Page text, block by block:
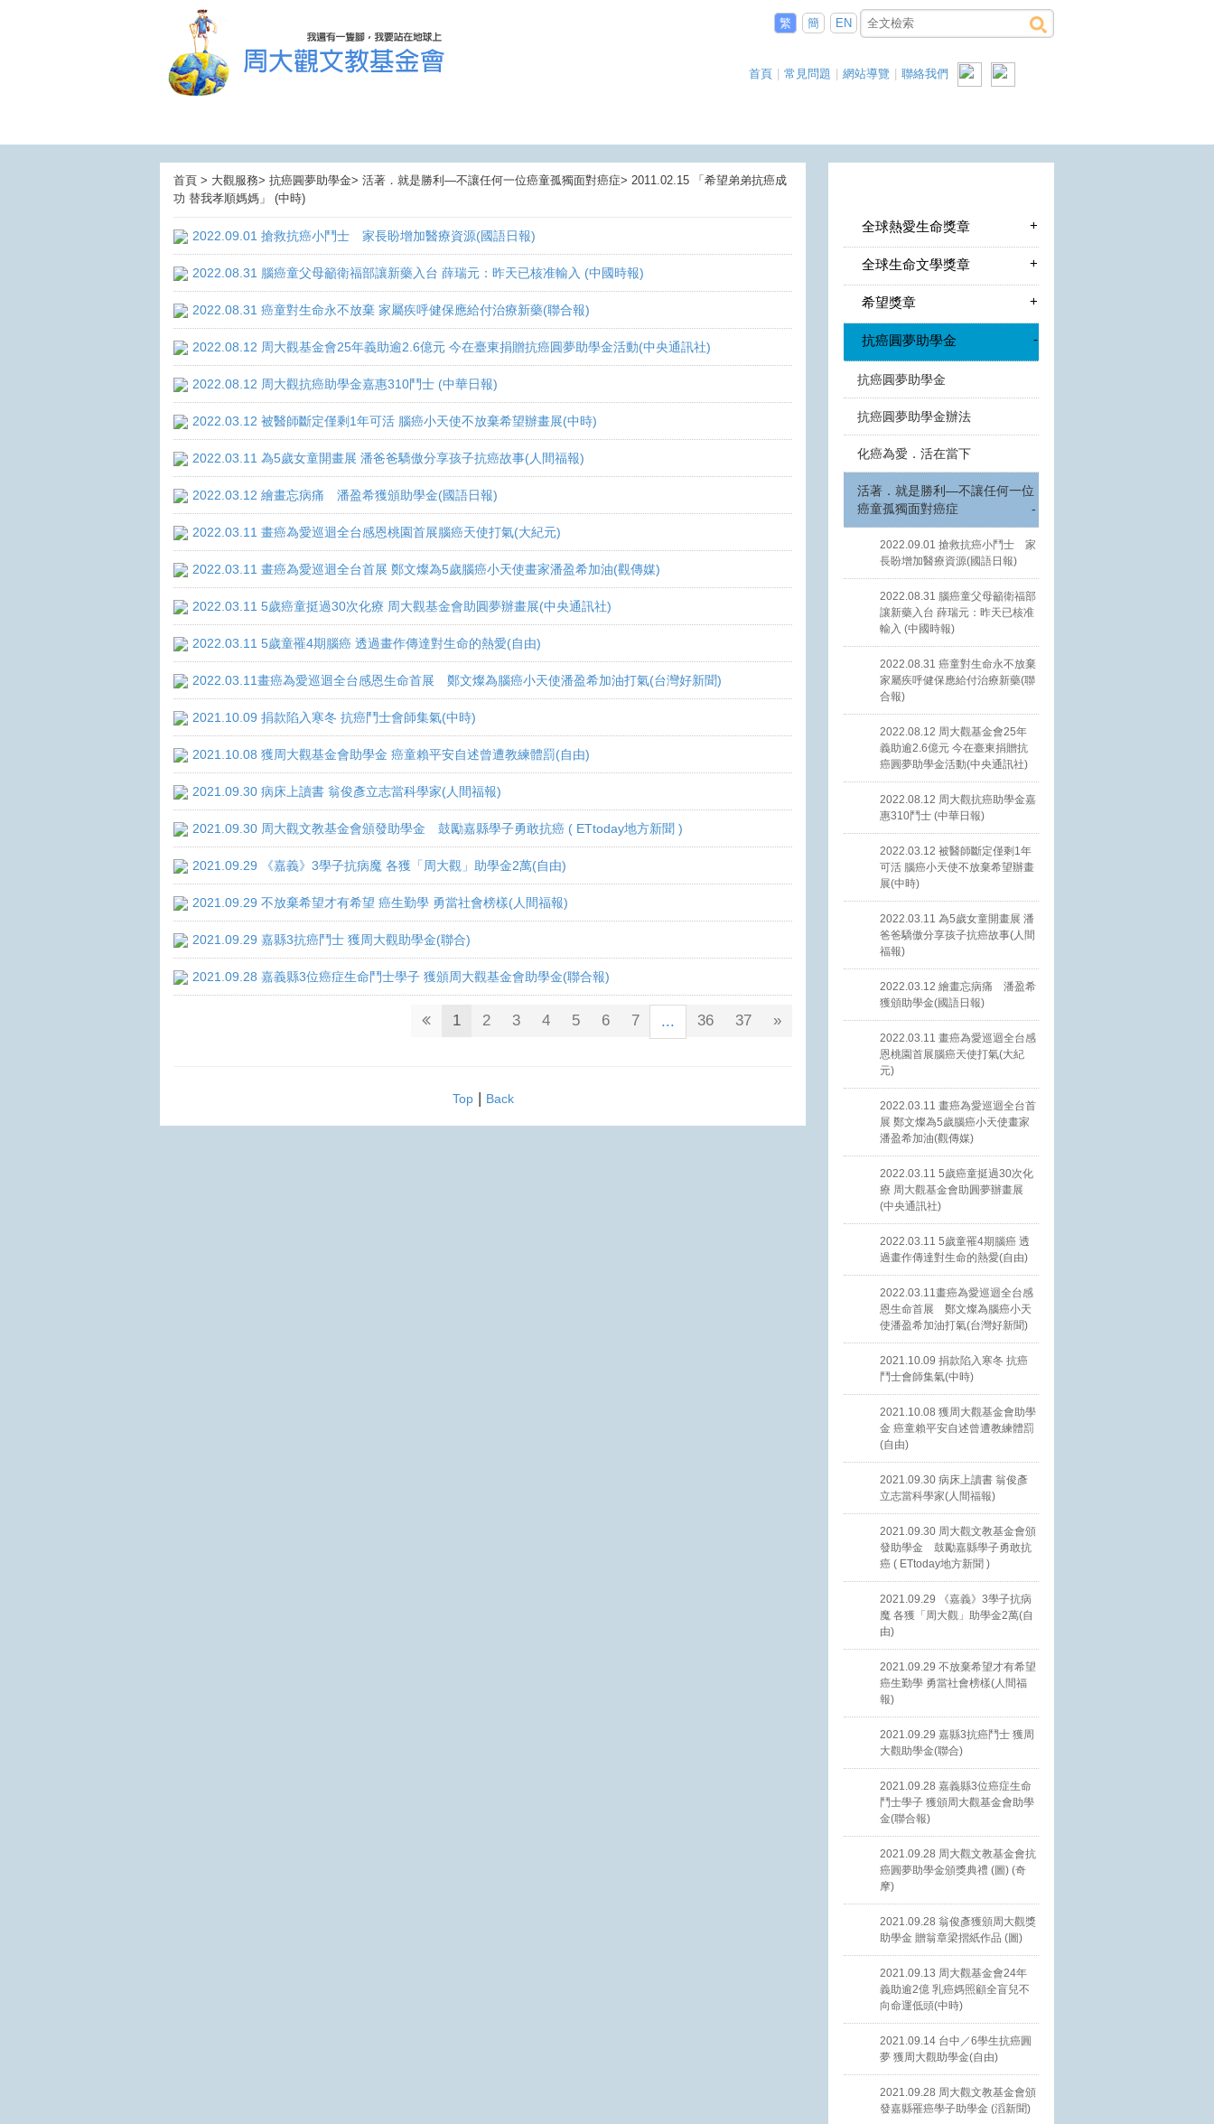
繁 簡 EN
首頁 常見問題 網站導覽 聯絡我們
首頁 > 大觀服務> 抗癌圓夢助學金> 活著．就是勝利—不讓任何一位癌童孤獨面對癌症> 2011.02.15 「希望弟弟抗癌成
功 替我孝順媽媽」 (中時)
2022.09.01 搶救抗癌小鬥士 家長盼增加醫療資源(國語日報)
2022.08.31 腦癌童父母籲衛福部讓新藥入台 薛瑞元：昨天已核准輸入 (中國時報)
2022.08.31 癌童對生命永不放棄 家屬疾呼健保應給付治療新藥(聯合報)
2022.08.12 周大觀基金會25年義助逾2.6億元 今在臺東捐贈抗癌圓夢助學金活動(中央通訊社)
2022.08.12 周大觀抗癌助學金嘉惠310鬥士 (中華日報)
2022.03.12 被醫師斷定僅剩1年可活 腦癌小天使不放棄希望辦畫展(中時)
2022.03.11 為5歲女童開畫展 潘爸爸驕傲分享孩子抗癌故事(人間福報)
2022.03.12 繪畫忘病痛 潘盈希獲頒助學金(國語日報)
2022.03.11 畫癌為愛巡迴全台感恩桃園首展腦癌天使打氣(大紀元)
2022.03.11 畫癌為愛巡迴全台首展 鄭文燦為5歲腦癌小天使畫家潘盈希加油(觀傳媒)
2022.03.11 5歲癌童挺過30次化療 周大觀基金會助圓夢辦畫展(中央通訊社)
2022.03.11 5歲童罹4期腦癌 透過畫作傳達對生命的熱愛(自由)
2022.03.11畫癌為愛巡迴全台感恩生命首展 鄭文燦為腦癌小天使潘盈希加油打氣(台灣好新聞)
2021.10.09 捐款陷入寒冬 抗癌鬥士會師集氣(中時)
2021.10.08 獲周大觀基金會助學金 癌童賴平安自述曾遭教練體罰(自由)
2021.09.30 病床上讀書 翁俊彥立志當科學家(人間福報)
2021.09.30 周大觀文教基金會頒發助學金 鼓勵嘉縣學子勇敢抗癌 ( ETtoday地方新聞 )
2021.09.29 《嘉義》3學子抗病魔 各獲「周大觀」助學金2萬(自由)
2021.09.29 不放棄希望才有希望 癌生勤學 勇當社會榜樣(人間福報)
2021.09.29 嘉縣3抗癌鬥士 獲周大觀助學金(聯合)
2021.09.28 嘉義縣3位癌症生命鬥士學子 獲頒周大觀基金會助學金(聯合報)
1 2 3 4 5 6 7 ... 36 37 »
Top| Back
全球熱愛生命獎章 +
全球生命文學獎章 +
希望獎章 +
抗癌圓夢助學金 -
抗癌圓夢助學金
抗癌圓夢助學金辦法
化癌為愛．活在當下
活著．就是勝利—不讓任何一位
癌童孤獨面對癌症
-
2022.09.01 搶救抗癌小鬥士 家
長盼增加醫療資源(國語日報)
2022.08.31 腦癌童父母籲衛福部
讓新藥入台 薛瑞元：昨天已核准
輸入 (中國時報)
2022.08.31 癌童對生命永不放棄
家屬疾呼健保應給付治療新藥(聯
合報)
2022.08.12 周大觀基金會25年
義助逾2.6億元 今在臺東捐贈抗
癌圓夢助學金活動(中央通訊社)
2022.08.12 周大觀抗癌助學金嘉
惠310鬥士 (中華日報)
2022.03.12 被醫師斷定僅剩1年
可活 腦癌小天使不放棄希望辦畫
展(中時)
2022.03.11 為5歲女童開畫展 潘
爸爸驕傲分享孩子抗癌故事(人間
福報)
2022.03.12 繪畫忘病痛 潘盈希
獲頒助學金(國語日報)
2022.03.11 畫癌為愛巡迴全台感
恩桃園首展腦癌天使打氣(大紀
元)
2022.03.11 畫癌為愛巡迴全台首
展 鄭文燦為5歲腦癌小天使畫家
潘盈希加油(觀傳媒)
2022.03.11 5歲癌童挺過30次化
療 周大觀基金會助圓夢辦畫展
(中央通訊社)
2022.03.11 5歲童罹4期腦癌 透
過畫作傳達對生命的熱愛(自由)
2022.03.11畫癌為愛巡迴全台感
恩生命首展 鄭文燦為腦癌小天
使潘盈希加油打氣(台灣好新聞)
2021.10.09 捐款陷入寒冬 抗癌
鬥士會師集氣(中時)
2021.10.08 獲周大觀基金會助學
金 癌童賴平安自述曾遭教練體罰
(自由)
2021.09.30 病床上讀書 翁俊彥
立志當科學家(人間福報)
2021.09.30 周大觀文教基金會頒
發助學金 鼓勵嘉縣學子勇敢抗
癌 ( ETtoday地方新聞 )
2021.09.29 《嘉義》3學子抗病
魔 各獲「周大觀」助學金2萬(自
由)
2021.09.29 不放棄希望才有希望
癌生勤學 勇當社會榜樣(人間福
報)
2021.09.29 嘉縣3抗癌鬥士 獲周
大觀助學金(聯合)
2021.09.28 嘉義縣3位癌症生命
鬥士學子 獲頒周大觀基金會助學
金(聯合報)
2021.09.28 周大觀文教基金會抗
癌圓夢助學金頒獎典禮 (圖) (奇
摩)
2021.09.28 翁俊彥獲頒周大觀獎
助學金 贈翁章梁摺紙作品 (圖)
2021.09.13 周大觀基金會24年
義助逾2億 乳癌媽照顧全盲兒不
向命運低頭(中時)
2021.09.14 台中／6學生抗癌圓
夢 獲周大觀助學金(自由)
2021.09.28 周大觀文教基金會頒
發嘉縣罹癌學子助學金 (滔新聞)